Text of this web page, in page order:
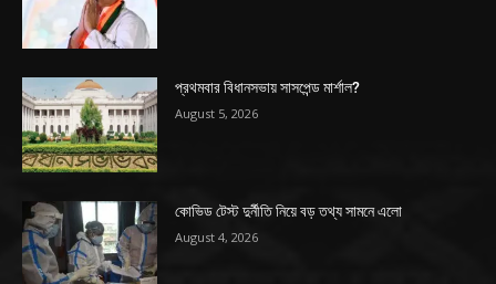
প্রথমবার বিধানসভায় সাসপেন্ড মার্শাল?
August 5, 2026
কোভিড টেস্ট দুর্নীতি নিয়ে বড় তথ্য সামনে এলো
August 4, 2026